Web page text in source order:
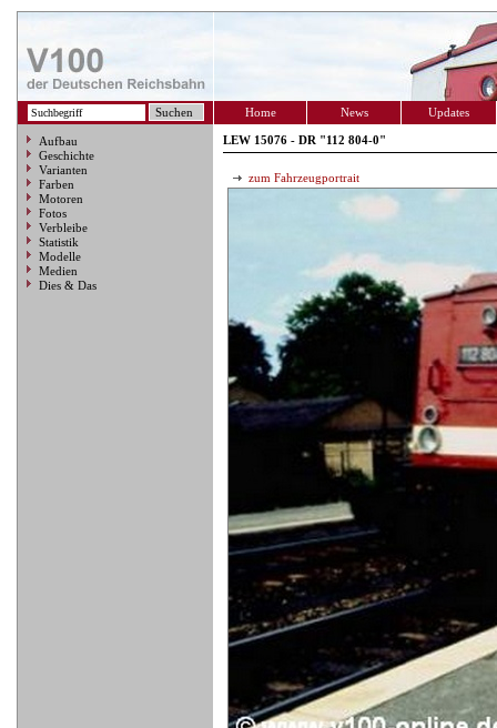
Home News Updates
Aufbau
Geschichte
Varianten
Farben
Motoren
Fotos
Verbleibe
Statistik
Modelle
Medien
Dies & Das
LEW 15076 - DR "112 804-0"
zum Fahrzeugportrait